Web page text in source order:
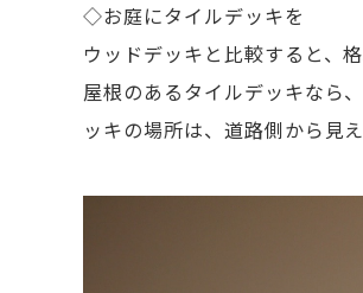
◇お庭にタイルデッキを
ウッドデッキと比較すると、
屋根のあるタイルデッキなら
ッキの場所は、道路側から見